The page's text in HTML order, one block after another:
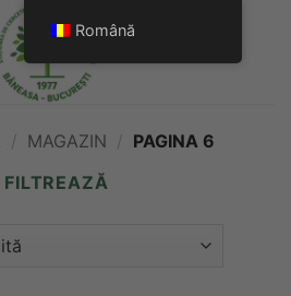
/ MAGAZIN / PAGINA 6
FILTREAZĂ
Română